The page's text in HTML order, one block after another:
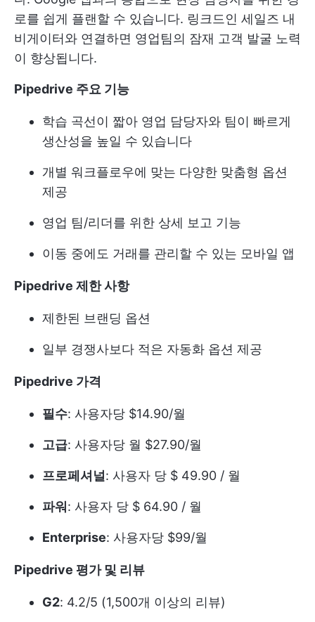
로를 쉽게 플랜할 수 있습니다. 링크드인 세일즈 내
비게이터와 연결하면 영업팀의 잠재 고객 발굴 노력
이 향상됩니다.
Pipedrive 주요 기능
학습 곡선이 짧아 영업 담당자와 팀이 빠르게
생산성을 높일 수 있습니다
개별 워크플로우에 맞는 다양한 맞춤형 옵션
제공
영업 팀/리더를 위한 상세 보고 기능
이동 중에도 거래를 관리할 수 있는 모바일 앱
Pipedrive 제한 사항
제한된 브랜딩 옵션
일부 경쟁사보다 적은 자동화 옵션 제공
Pipedrive 가격
필수: 사용자당 $14.90/월
고급: 사용자당 월 $27.90/월
프로페셔널 : 사용자 당 $ 49.90 / 월
파워 : 사용자 당 $ 64.90 / 월
Enterprise: 사용자당 $99/월
Pipedrive 평가 및 리뷰
G2: 4.2/5 (1,500개 이상의 리뷰)